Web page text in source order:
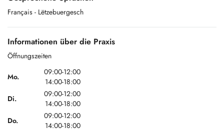
Français - Lëtzebuergesch
Informationen über die Praxis
Öffnungszeiten
Mo.
09:00-12:00
14:00-18:00
Di.
09:00-12:00
14:00-18:00
Do.
09:00-12:00
14:00-18:00